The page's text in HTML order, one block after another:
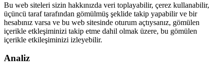
Bu web siteleri sizin hakkınızda veri toplayabilir, çerez kullanabilir,
üçüncü taraf tarafından gömülmüş şeklide takip yapabilir ve bir
hesabınız varsa ve bu web sitesinde oturum açtıysanız, gömülen
içerikle etkleşiminizi takip etme dahil olmak üzere, bu gömülen
içerikle etkileşiminizi izleyebilir.
Analiz